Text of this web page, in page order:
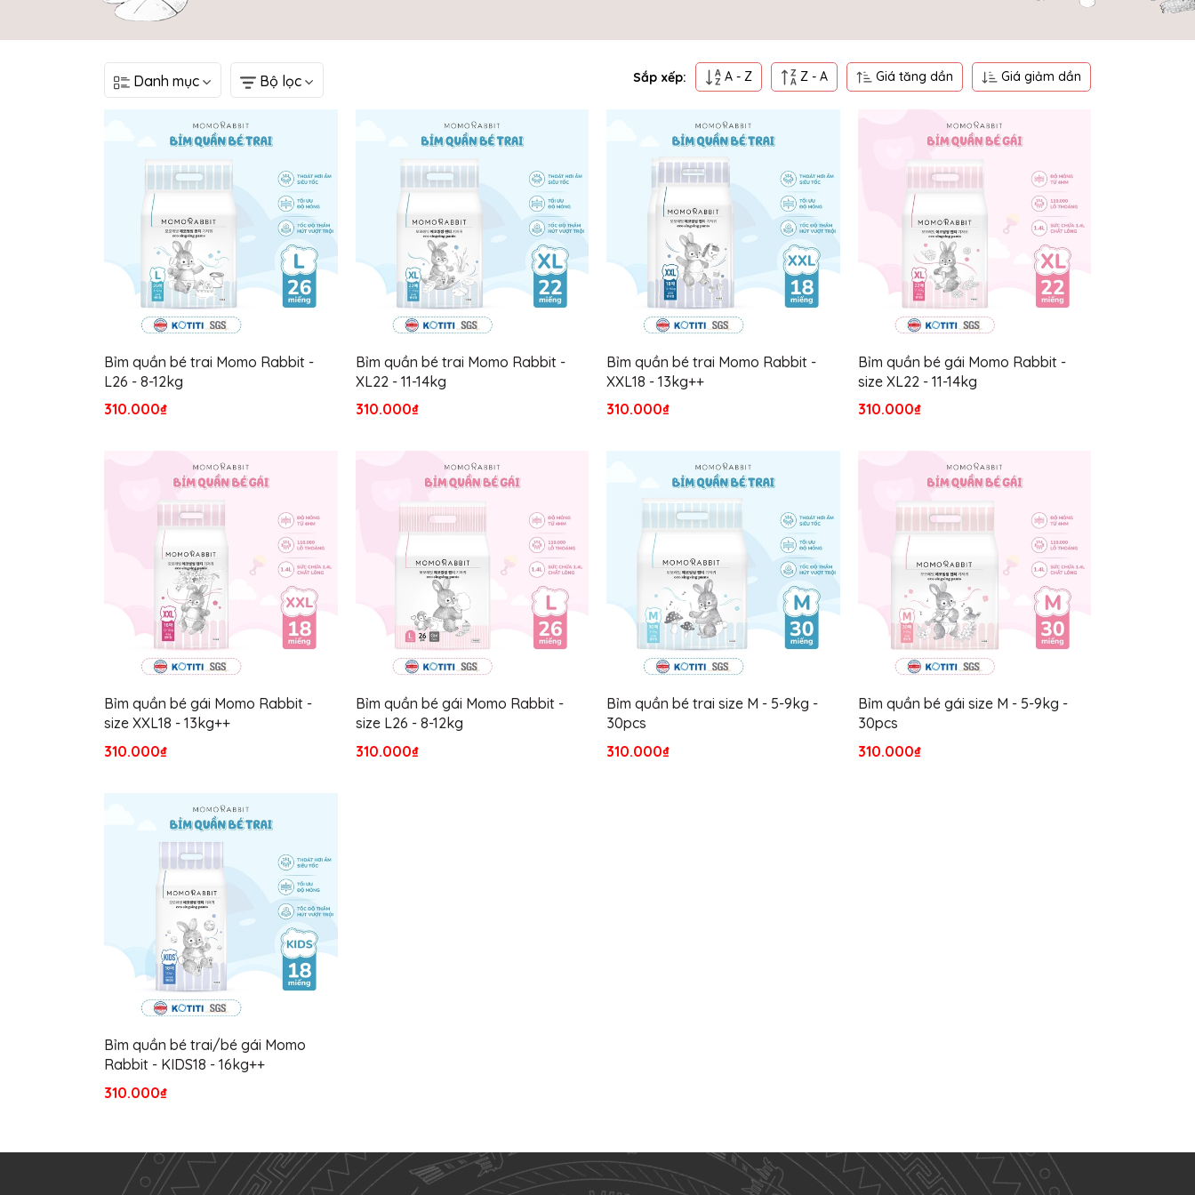
Danh mục Bộ lọc Sắp xếp: A - Z Z - A Giá tăng dần Giá giảm dần
Bỉm quần bé trai Momo Rabbit -
L26 - 8-12kg
310.000₫
Bỉm quần bé trai Momo Rabbit -
XL22 - 11-14kg
310.000₫
Bỉm quần bé trai Momo Rabbit -
XXL18 - 13kg++
310.000₫
Bỉm quần bé gái Momo Rabbit -
size XL22 - 11-14kg
310.000₫
Bỉm quần bé gái Momo Rabbit -
size XXL18 - 13kg++
310.000₫
Bỉm quần bé gái Momo Rabbit -
size L26 - 8-12kg
310.000₫
Bỉm quần bé trai size M - 5-9kg -
30pcs
310.000₫
Bỉm quần bé gái size M - 5-9kg -
30pcs
310.000₫
Bỉm quần bé trai/bé gái Momo
Rabbit - KIDS18 - 16kg++
310.000₫